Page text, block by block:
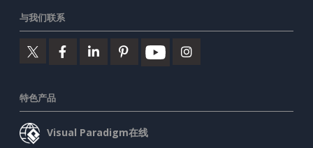
与我们联系
特色产品
Visual Paradigm在线